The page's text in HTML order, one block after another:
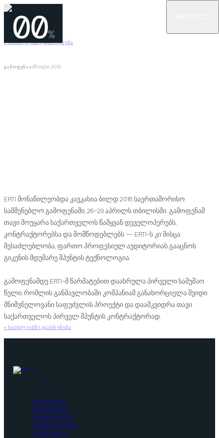
00%
←ᲡᲘᲐᲮᲚᲔᲔᲑᲖᲔ ᲓᲐᲑᲠᲣᲜᲔᲑᲐ
ᲒᲐᲛᲝᲤᲔᲜᲐაპრილი 2018
ERTI მონაწილეობდა კავკასია ბილდ 2018 საერთაშორისო
სამშენებლო გამოფენაში, 26–29 აპრილს თბილისში. გამოფენამ
თავი მოუყარა საქართველოს წამყვან დეველოპერებს,
კონტრაქტორებსა და მომწოდებლებს — ERTI-ს კი მისცა
შესაძლებლობა, ფართო პროფესიულ აუდიტორიას გააცნოს
გიკენის მდუმარე შპუნტის ტექნოლოგია.
გამოფენამდე ERTI-მ წარმატებით დაასრულა პირველი სამუშაო
წელი, რომლის განმავლობაში კომპანიამ განახორციელა შვიდი
მნიშვნელოვანი საფუძვლის პროექტი და დაამკვიდრა თავი
საქართველოს პირველ შპუნტის კონტრაქტორად.
← ᲡᲘᲐᲮᲚᲔᲔᲑᲖᲔ ᲓᲐᲑᲠᲣᲜᲔᲑᲐ
სერვისები
პროექტები
ჩვენ შესახებ
ტექნოლოგია
სიახლეები